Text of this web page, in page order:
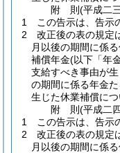
附 則(平成二
1
この告示は、告示
2
改正後の表の規定
月以後の期間に係
補償年金(以下「年
支給すべき事由が
の期間に係る年金
生じた休業補償に
附 則(平成二
1
この告示は、告示
2
改正後の表の規定
月以後の期間に係